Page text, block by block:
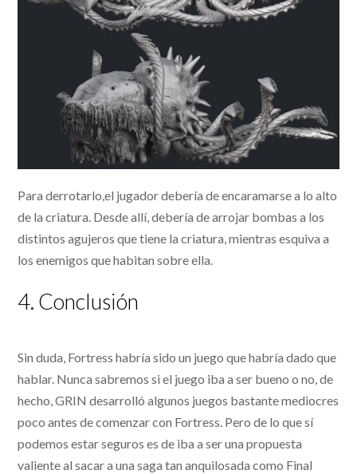
Para derrotarlo,el jugador debería de encaramarse a lo alto
de la criatura. Desde allí, debería de arrojar bombas a los
distintos agujeros que tiene la criatura, mientras esquiva a
los enemigos que habitan sobre ella.
4. Conclusión
Sin duda, Fortress habría sido un juego que habría dado que
hablar. Nunca sabremos si el juego iba a ser bueno o no, de
hecho, GRIN desarrolló algunos juegos bastante mediocres
poco antes de comenzar con Fortress. Pero de lo que sí
podemos estar seguros es de iba a ser una propuesta
valiente al sacar a una saga tan anquilosada como Final